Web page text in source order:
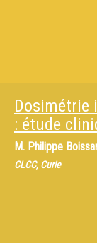
Dosimétrie
: étude
M. Philippe
CLCC, Curie